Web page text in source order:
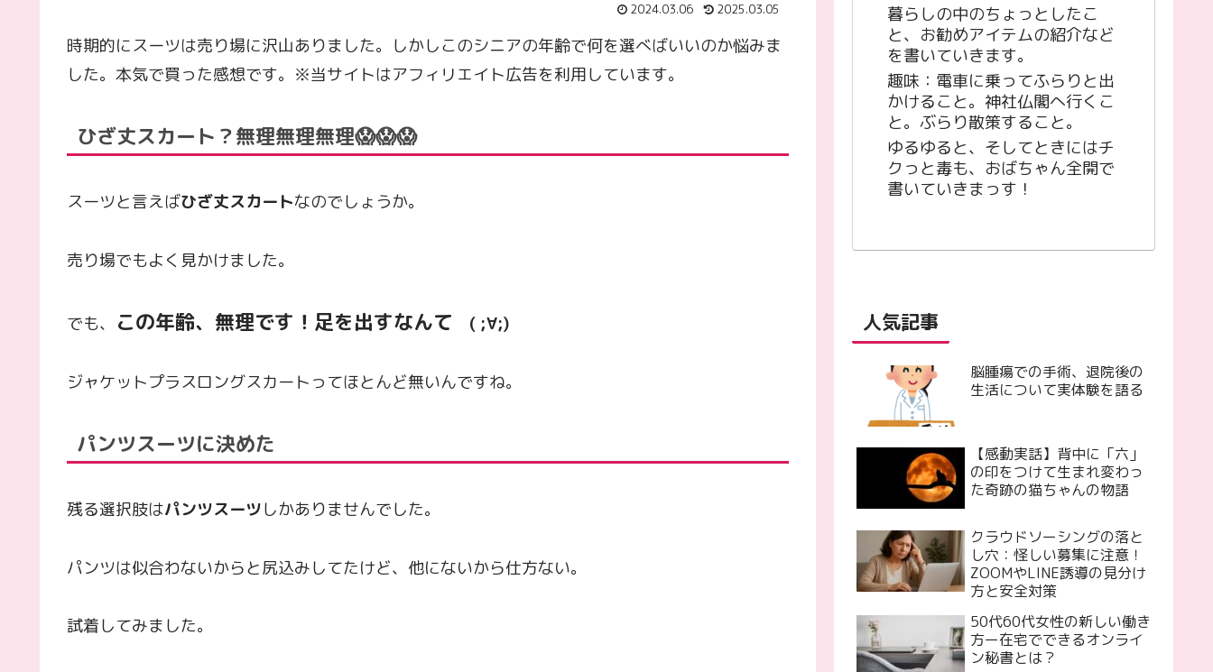
2024.03.06 2025.03.05
時期的にスーツは売り場に沢山ありました。しかしこのシニアの年齢で何を選べばいいのか悩みま
した。本気で買った感想です。※当サイトはアフィリエイト広告を利用しています。
ひざ丈スカート？無理無理無理😱😱😱
スーツと言えばひざ丈スカートなのでしょうか。
売り場でもよく見かけました。
でも、 この年齢、無理です！足を出すなんて ( ;∀;)
ジャケットプラスロングスカートってほとんど無いんですね。
パンツスーツに決めた
残る選択肢はパンツスーツしかありませんでした。
パンツは似合わないからと尻込みしてたけど、他にないから仕方ない。
試着してみました。
暮らしの中のちょっとしたこ
と、お勧めアイテムの紹介など
を書いていきます。
趣味：電車に乗ってふらりと出
かけること。神社仏閣へ行くこ
と。ぶらり散策すること。
ゆるゆると、そしてときにはチ
クっと毒も、おばちゃん全開で
書いていきまっす！
人気記事
脳腫瘍での手術、退院後の
生活について実体験を語る
【感動実話】背中に「六」
の印をつけて生まれ変わっ
た奇跡の猫ちゃんの物語
クラウドソーシングの落と
し穴：怪しい募集に注意！
ZOOMやLINE誘導の見分け
方と安全対策
50代60代女性の新しい働き
方ー在宅でできるオンライ
ン秘書とは？